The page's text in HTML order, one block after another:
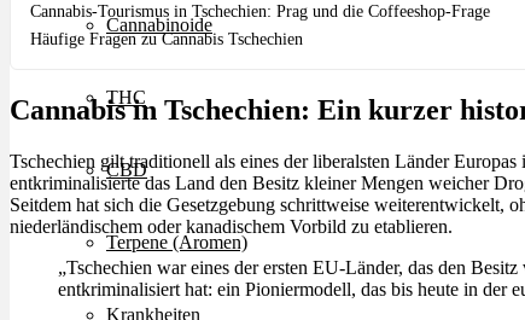
Cannabinoide
THC
CBD
Terpene (Aromen)
Krankheiten
Cannabis-Tourismus in Tschechien: Prag und die Coffeeshop-Frage
Häufige Fragen zu Cannabis Tschechien
Cannabis in Tschechien: Ein kurzer
Tschechien gilt traditionell als eines der liberalsten Länder
entkriminalisierte das Land den Besitz kleiner Mengen weicher
Seitdem hat sich die Gesetzgebung schrittweise weiterentwickelt,
niederländischem oder kanadischem Vorbild zu etablieren.
„Tschechien war eines der ersten EU-Länder, das den
entkriminalisiert hat: ein Pioniermodell, das bis heute in der